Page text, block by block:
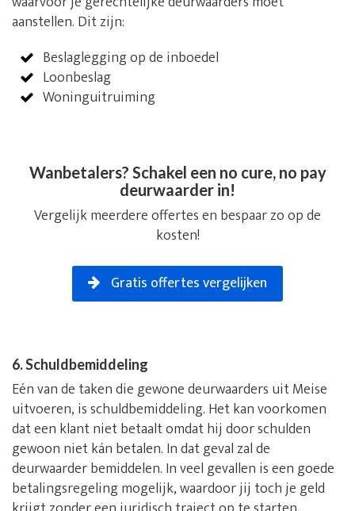
aanstellen. Dit zijn:
Beslaglegging op de inboedel
Loonbeslag
Woninguitruiming
Wanbetalers? Schakel een no cure, no pay
deurwaarder in!
Vergelijk meerdere offertes en bespaar zo op de
kosten!
Gratis offertes vergelijken
6. Schuldbemiddeling
Eén van de taken die gewone deurwaarders uit Meise
uitvoeren, is schuldbemiddeling. Het kan voorkomen
dat een klant niet betaalt omdat hij door schulden
gewoon niet kán betalen. In dat geval zal de
deurwaarder bemiddelen. In veel gevallen is een goede
betalingsregeling mogelijk, waardoor jij toch je geld